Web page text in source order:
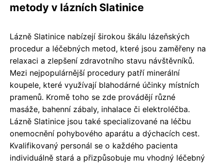
metody v lázních Slatinice
Lázně Slatinice nabízejí širokou škálu lázeňských
procedur a léčebných metod, které jsou zaměřeny na
relaxaci a zlepšení zdravotního stavu návštěvníků.
Mezi nejpopulárnější procedury patří minerální
koupele, které využívají blahodárné účinky místních
pramenů. Kromě toho se zde provádějí různé
masáže, bahenní zábaly, inhalace či elektroléčba.
Lázně Slatinice jsou také specializované na léčbu
onemocnění pohybového aparátu a dýchacích cest.
Kvalifikovaný personál se o každého pacienta
individuálně stará a přizpůsobuje mu vhodný léčebný